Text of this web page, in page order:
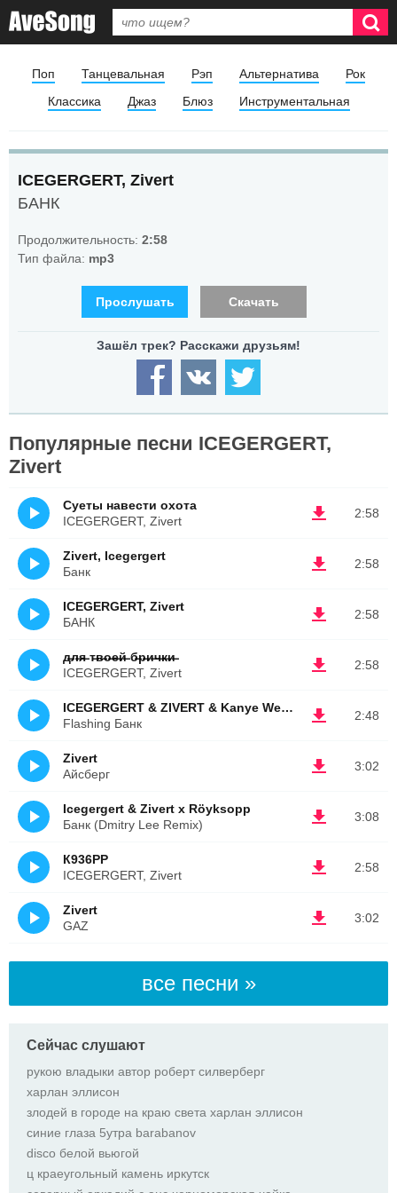
Поп Танцевальная Рэп Альтернатива
Рок
Классика
Джаз Блюз Инструментальная
ICEGERGERT, Zivert
БАНК
Продолжительность: 2:58
Тип файла: mp3
Прослушать Скачать
Популярные песни ICEGERGERT,
Zivert
2:58
Суеты навести охота
ICEGERGERT, Zivert
2:58
Zivert, Icegergert
Банк
2:58
ICEGERGERT, Zivert
БАНК
2:58
д̶л̶я̶ т̶в̶о̶е̶й̶ б̶р̶и̶ч̶к̶и̶
ICEGERGERT, Zivert
2:48
ICEGERGERT & ZIVERT & Kanye West & Dwele
Flashing Банк
3:02
Zivert
Айсберг
3:08
Icegergert & Zivert x Röyksopp
Банк (Dmitry Lee Remix)
2:58
К936РР
ICEGERGERT, Zivert
3:02
Zivert
GAZ
все песни »
Сейчас слушают
рукою владыки автор роберт силверберг
харлан эллисон
злодей в городе на краю света харлан эллисон
синие глаза 5утра barabanov
disco белой вьюгой
ц краеугольный камень иркутск